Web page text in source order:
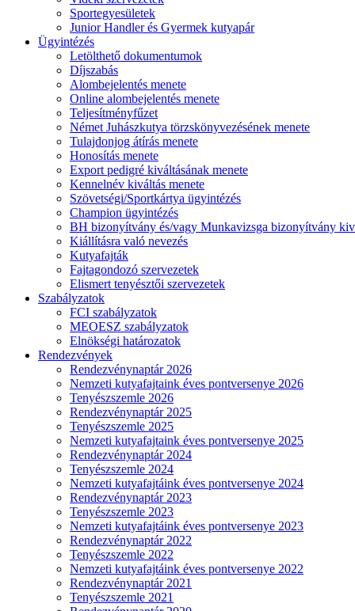
Sportegyesületek
Junior Handler és Gyermek kutyapár
Ügyintézés
Letölthető dokumentumok
Díjszabás
Alombejelentés menete
Online alombejelentés menete
Teljesítményfűzet
Német Juhászkutya törzskönyvezésének menete
Tulajdonjog átírás menete
Honosítás menete
Export pedigré kiváltásának menete
Kennelnév kiváltás menete
Szövetségi/Sportkártya ügyintézés
Champion ügyintézés
BH bizonyítvány és/vagy Munkavizsga bizonyítvány
Kiállításra való nevezés
Kutyafajták
Fajtagondozó szervezetek
Elismert tenyésztői szervezetek
Szabályzatok
FCI szabályzatok
MEOESZ szabályzatok
Elnökségi határozatok
Rendezvények
Rendezvénynaptár 2026
Nemzeti kutyafajtaink éves pontversenye 2026
Tenyészszemle 2026
Rendezvénynaptár 2025
Tenyészszemle 2025
Nemzeti kutyafajtaink éves pontversenye 2025
Rendezvénynaptár 2024
Tenyészszemle 2024
Nemzeti kutyafajtáink éves pontversenye 2024
Rendezvénynaptár 2023
Tenyészszemle 2023
Nemzeti kutyafajtáink éves pontversenye 2023
Rendezvénynaptár 2022
Tenyészszemle 2022
Nemzeti kutyafajtáink éves pontversenye 2022
Rendezvénynaptár 2021
Tenyészszemle 2021